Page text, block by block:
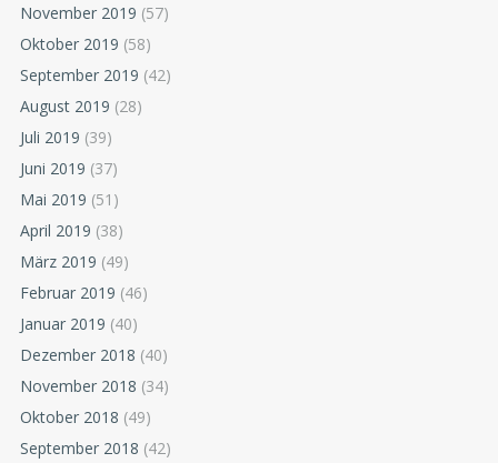
November 2019 (57)
Oktober 2019 (58)
September 2019 (42)
August 2019 (28)
Juli 2019 (39)
Juni 2019 (37)
Mai 2019 (51)
April 2019 (38)
März 2019 (49)
Februar 2019 (46)
Januar 2019 (40)
Dezember 2018 (40)
November 2018 (34)
Oktober 2018 (49)
September 2018 (42)